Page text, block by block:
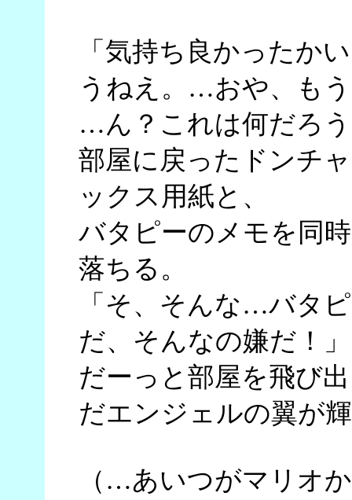
「気持ち良かったか
うねえ。…おや、も
…ん？これは何だろ
部屋に戻ったドンチ
ックス用紙と、
バタピーのメモを同
落ちる。
「そ、そんな…バタ
だ、そんなの嫌だ！」
だーっと部屋を飛び
だエンジェルの翼が
（…あいつがマリオ